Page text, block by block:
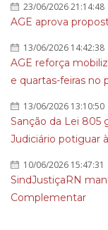
23/06/2026 21:14:48
AGE aprova
13/06/2026 14:42:38
AGE reforça
e quartas-feiras no
13/06/2026 13:10:50
Sanção da Lei 805
Judiciário potiguar
10/06/2026 15:47:31
SindJustiçaRN
Complementar